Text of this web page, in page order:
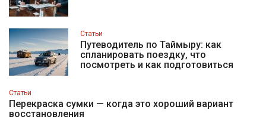
Статьи
Путеводитель по Таймыру: как
спланировать поездку, что
посмотреть и как подготовиться
Статьи
Перекраска сумки — когда это хороший вариант
восстановления